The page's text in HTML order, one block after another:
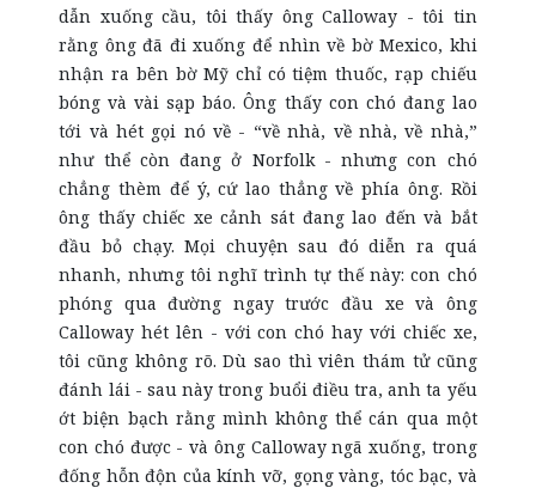
dẫn xuống cầu, tôi thấy ông Calloway - tôi tin
rằng ông đã đi xuống để nhìn về bờ Mexico, khi
nhận ra bên bờ Mỹ chỉ có tiệm thuốc, rạp chiếu
bóng và vài sạp báo. Ông thấy con chó đang lao
tới và hét gọi nó về - “về nhà, về nhà, về nhà,”
như thể còn đang ở Norfolk - nhưng con chó
chẳng thèm để ý, cứ lao thẳng về phía ông. Rồi
ông thấy chiếc xe cảnh sát đang lao đến và bắt
đầu bỏ chạy. Mọi chuyện sau đó diễn ra quá
nhanh, nhưng tôi nghĩ trình tự thế này: con chó
phóng qua đường ngay trước đầu xe và ông
Calloway hét lên - với con chó hay với chiếc xe,
tôi cũng không rõ. Dù sao thì viên thám tử cũng
đánh lái - sau này trong buổi điều tra, anh ta yếu
ớt biện bạch rằng mình không thể cán qua một
con chó được - và ông Calloway ngã xuống, trong
đống hỗn độn của kính vỡ, gọng vàng, tóc bạc, và